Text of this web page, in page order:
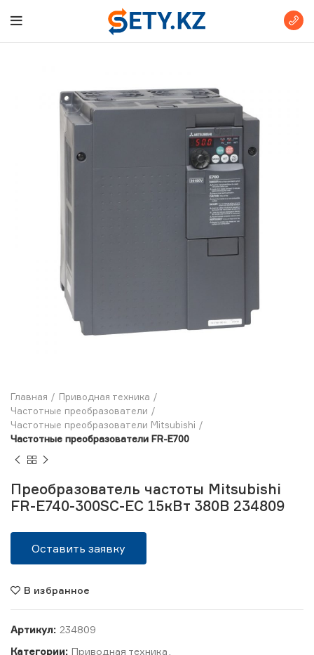
Главная
Приводная техника
Частотные преобразователи
Частотные преобразователи Mitsubishi
Частотные преобразователи FR-E700
Преобразователь частоты Mitsubishi
FR-E740-300SC-EC 15кВт 380В 234809
Оставить заявку
В избранное
Артикул: 234809
Категории: Приводная техника